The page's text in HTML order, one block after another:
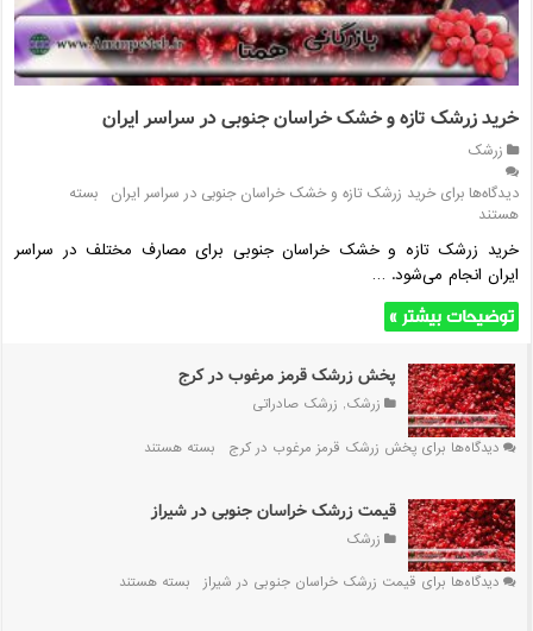
خرید زرشک تازه و خشک خراسان جنوبی در سراسر ایران
زرشک
دیدگاه‌هابرای خرید زرشک تازه و خشک خراسان جنوبی در سراسر ایران
بسته
هستند
خرید زرشک تازه و خشک خراسان جنوبی برای مصارف مختلف در سراسر
ایران انجام می‌شود. …
توضیحات بیشتر »
پخش زرشک قرمز مرغوب در کرج
زرشک, زرشک صادراتی
دیدگاه‌ها برای پخش زرشک قرمز مرغوب در کرج بسته هستند
قیمت زرشک خراسان جنوبی در شیراز
زرشک
دیدگاه‌ها برای قیمت زرشک خراسان جنوبی در شیراز بسته هستند